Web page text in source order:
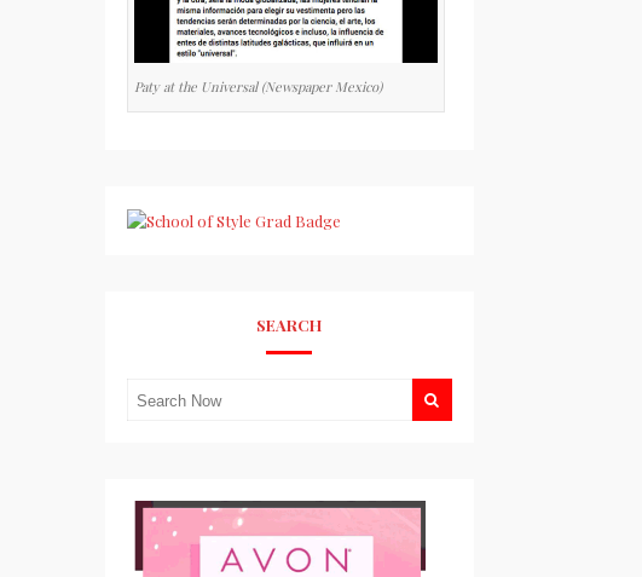
Paty at the Universal (Newspaper Mexico)
SEARCH